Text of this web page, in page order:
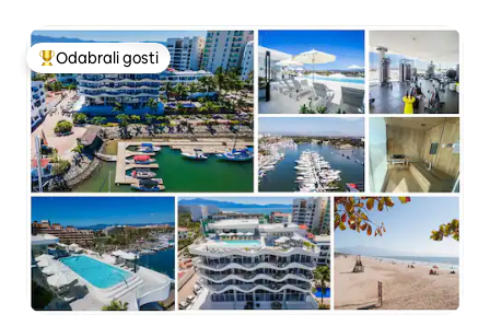
Među najviše rangiranima s oznakom „Odabrali gosti”
Odabrali gosti